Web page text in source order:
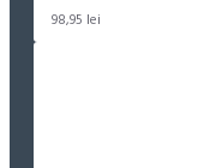
98,95 lei